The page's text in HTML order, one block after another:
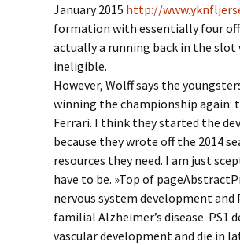
January 2015 http://
formation with essentially four
actually a running back in the slot
ineligible.
However, Wolff says the
winning the championship again:
Ferrari. I think they started the
because they wrote off the 2014
resources they need. I am just
have to be. »Top of
nervous system development
familial Alzheimer’s disease.
vascular development and die in